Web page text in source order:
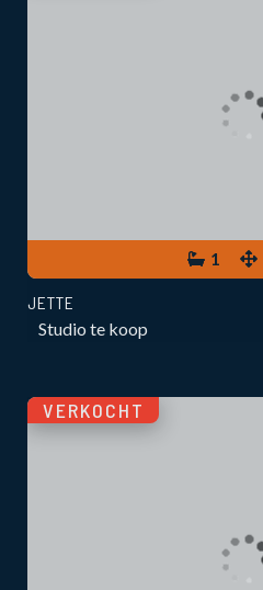
1
JETTE
Studio te koop
VERKOCHT